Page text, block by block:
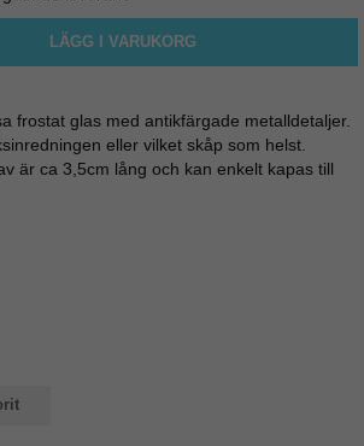
LÄGG I VARUKORG
frostat glas med antikfärgade metalldetaljer.
eller vilket skåp som helst.
är ca 3,5cm lång och kan enkelt kapas till